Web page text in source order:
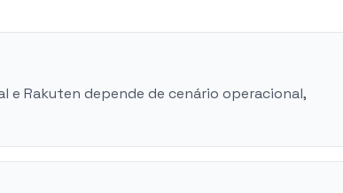
e Rakuten depende de cenário operacional,